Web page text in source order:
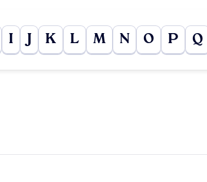
I J K L M N O P Q